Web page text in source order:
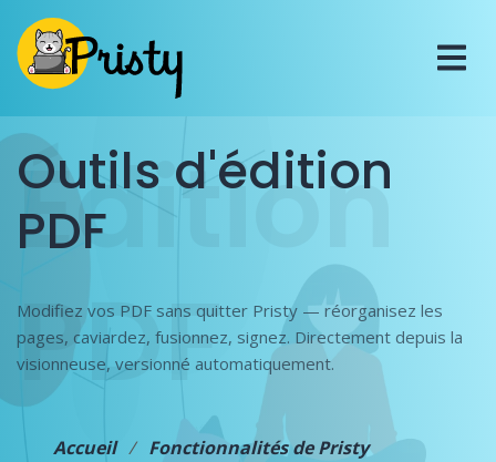
Outils d'édition
PDF
Édition
PDF
Modifiez vos PDF sans quitter Pristy — réorganisez les
pages, caviardez, fusionnez, signez. Directement depuis la
visionneuse, versionné automatiquement.
Accueil
Fonctionnalités de Pristy